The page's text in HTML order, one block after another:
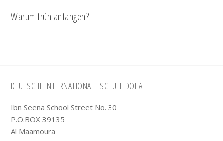
Warum früh anfangen?
Footer
DEUTSCHE INTERNATIONALE SCHULE DOHA
Ibn Seena School Street No. 30
P.O.BOX 39135
Al Maamoura